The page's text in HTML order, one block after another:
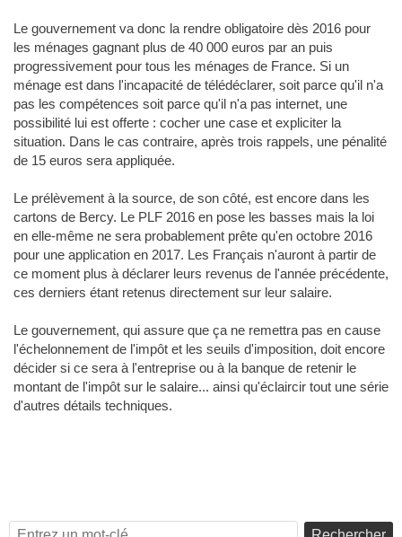
Le gouvernement va donc la rendre obligatoire dès 2016 pour
les ménages gagnant plus de 40 000 euros par an puis
progressivement pour tous les ménages de France. Si un
ménage est dans l'incapacité de télédéclarer, soit parce qu'il n'a
pas les compétences soit parce qu'il n'a pas internet, une
possibilité lui est offerte : cocher une case et expliciter la
situation. Dans le cas contraire, après trois rappels, une pénalité
de 15 euros sera appliquée.
Le prélèvement à la source, de son côté, est encore dans les
cartons de Bercy. Le PLF 2016 en pose les basses mais la loi
en elle-même ne sera probablement prête qu'en octobre 2016
pour une application en 2017. Les Français n'auront à partir de
ce moment plus à déclarer leurs revenus de l'année précédente,
ces derniers étant retenus directement sur leur salaire.
Le gouvernement, qui assure que ça ne remettra pas en cause
l'échelonnement de l'impôt et les seuils d'imposition, doit encore
décider si ce sera à l'entreprise ou à la banque de retenir le
montant de l'impôt sur le salaire... ainsi qu'éclaircir tout une série
d'autres détails techniques.